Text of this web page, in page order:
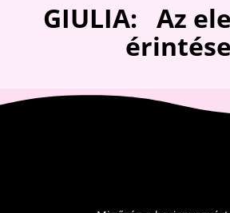
GIULIA: Az
érintése